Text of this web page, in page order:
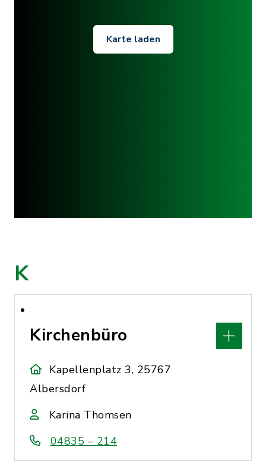
Karte laden
K
Kirchenbüro
Kapellenplatz 3, 25767
Albersdorf
Karina Thomsen
04835 – 214